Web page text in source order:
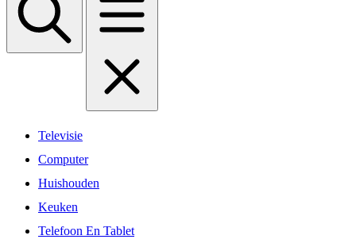
Televisie
Computer
Huishouden
Keuken
Telefoon En Tablet